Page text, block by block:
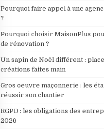
Pourquoi faire appel à une
?
Pourquoi choisir MaisonPlus
de rénovation ?
Un sapin de Noël différent :
créations faites main
Gros oeuvre maçonnerie : les
réussir son chantier
RGPD : les obligations des
2026